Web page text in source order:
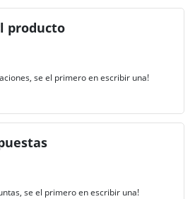
producto
se el primero en escribir una!
se el primero en escribir una!